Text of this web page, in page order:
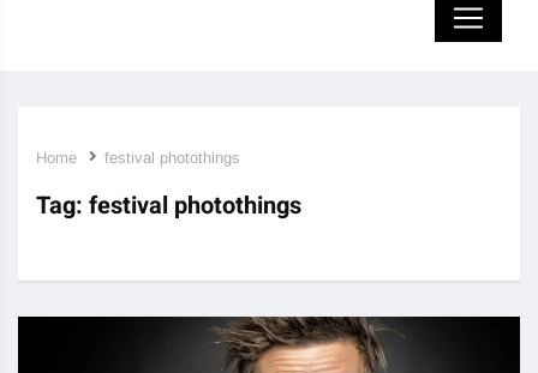
Home festival photothings
Tag: festival photothings